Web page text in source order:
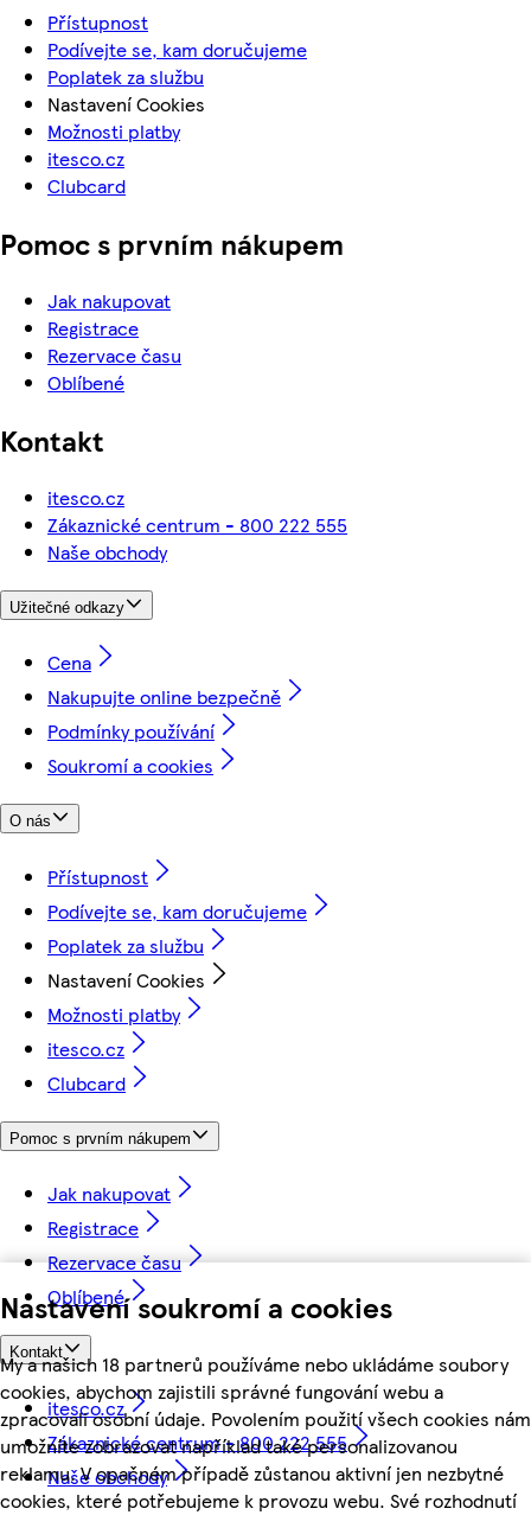
Nastavení soukromí a cookies
My a našich 18 partnerů používáme nebo ukládáme soubory
cookies, abychom zajistili správné fungování webu a
zpracovali osobní údaje. Povolením použití všech cookies nám
umožníte zobrazovat například také personalizovanou
reklamu. V opačném případě zůstanou aktivní jen nezbytné
cookies, které potřebujeme k provozu webu. Své rozhodnutí
Přístupnost
Podívejte se, kam doručujeme
Poplatek za službu
Nastavení Cookies
Možnosti platby
itesco.cz
Clubcard
Pomoc s prvním nákupem
Jak nakupovat
Registrace
Rezervace času
Oblíbené
Kontakt
itesco.cz
Zákaznické centrum - 800 222 555
Naše obchody
Užitečné odkazy
Cena
Nakupujte online bezpečně
Podmínky používání
Soukromí a cookies
O nás
Přístupnost
Podívejte se, kam doručujeme
Poplatek za službu
Nastavení Cookies
Možnosti platby
itesco.cz
Clubcard
Pomoc s prvním nákupem
Jak nakupovat
Registrace
Rezervace času
Oblíbené
Kontakt
itesco.cz
Zákaznické centrum - 800 222 555
Naše obchody